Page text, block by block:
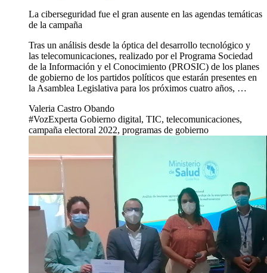
La ciberseguridad fue el gran ausente en las agendas temáticas
de la campaña
Tras un análisis desde la óptica del desarrollo tecnológico y
las telecomunicaciones, realizado por el Programa Sociedad
de la Información y el Conocimiento (PROSIC) de los planes
de gobierno de los partidos políticos que estarán presentes en
la Asamblea Legislativa para los próximos cuatro años, …
Valeria Castro Obando
#VozExperta Gobierno digital, TIC, telecomunicaciones,
campaña electoral 2022, programas de gobierno